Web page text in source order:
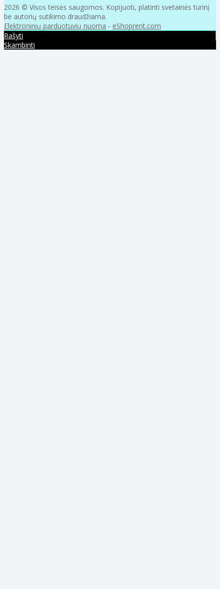
2026 © Visos teisės saugomos. Kopijuoti, platinti svetainės turinį
be autorių sutikimo draudžiama.
Elektroninių parduotuvių nuoma - eShoprent.com
Rašyti
Skambinti